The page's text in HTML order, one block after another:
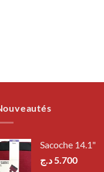
Sacoche 14.1"
5.700 د.ج